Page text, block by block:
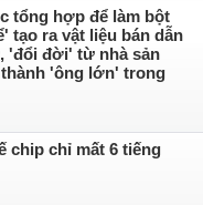
tổng hợp để làm bột
tạo ra vật liệu bán dẫn
'đổi đời' từ nhà sản
'ông lớn' trong
chip chỉ mất 6 tiếng